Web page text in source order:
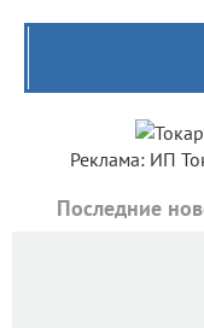
Реклама: ИП
Последние